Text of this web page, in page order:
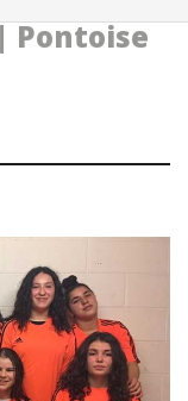
Pontoise